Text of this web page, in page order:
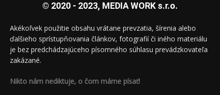
© 2020 - 2023, MEDIA WORK s.r.o.
Akékoľvek použitie obsahu vrátane prevzatia, šírenia alebo
ďalšieho sprístupňovania článkov, fotografií či iného materiálu
je bez predchádzajúceho písomného súhlasu prevádzkovateľa
zakázané.
Nikto nám nediktuje, o čom máme písať!